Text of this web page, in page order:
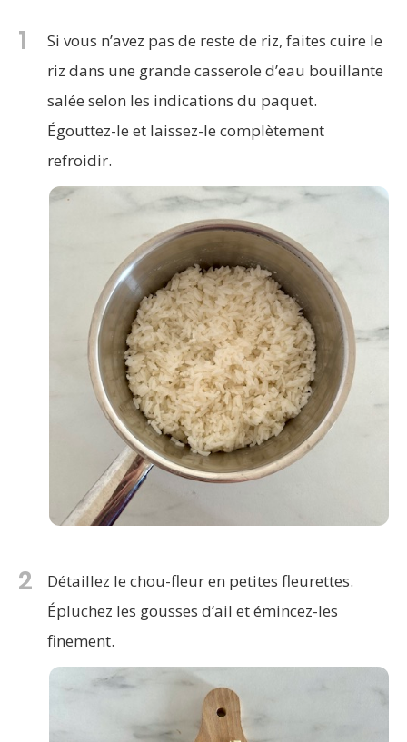
1
Si vous n’avez pas de reste de riz, faites cuire le
riz dans une grande casserole d’eau bouillante
salée selon les indications du paquet.
Égouttez-le et laissez-le complètement
refroidir.
2
Détaillez le chou-fleur en petites fleurettes.
Épluchez les gousses d’ail et émincez-les
finement.